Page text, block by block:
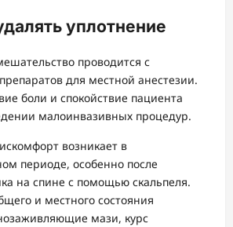
уплотнение
проводится с
для местной анестезии.
боли и спокойствие пациента
малоинвазивных процедур.
возникает в
периоде, особенно после
на спине с помощью скальпеля.
и местного состояния
мази, курс